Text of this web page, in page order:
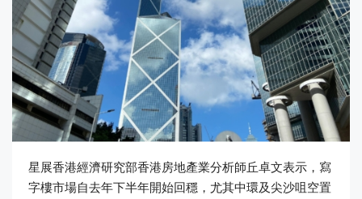
星展香港經濟研究部香港房地產業分析師丘卓文表示，寫
字樓市場自去年下半年開始回穩，尤其中環及尖沙咀空置